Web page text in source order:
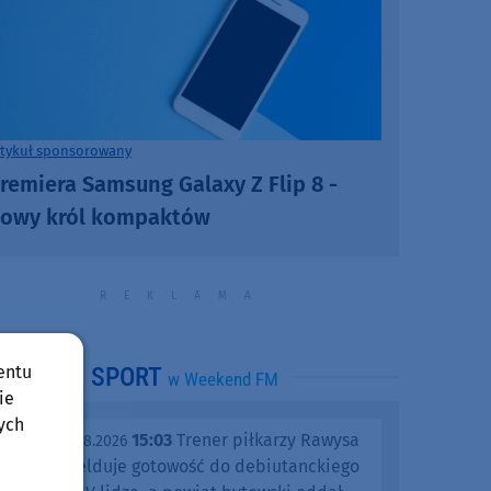
sponsorowany
Samsung Galaxy Z Flip 8 -
król kompaktów
SPORT w Weekend FM
piątek, 07.08.2026 15:03 Trener piłkarzy Rawysa
Raciąż melduje gotowość do debiutanckiego